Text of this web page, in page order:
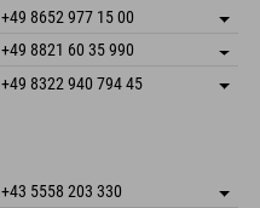
Buchen
Adresse speichern
Anreiseinfos
Buchen
+49 8652 977 15 00
Adresse speichern
Buchen
+49 8821 60 35 990
Adresse speichern
Anreiseinfos
+49 8322 940 794 45
+43 5558 203 330